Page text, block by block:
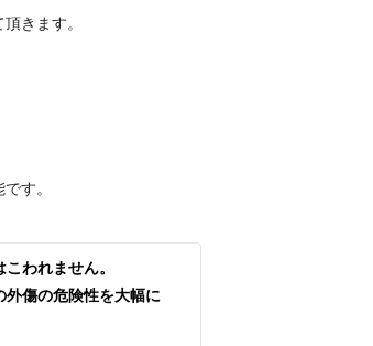
きます。
す。
われません。
外傷の危険性を大幅に